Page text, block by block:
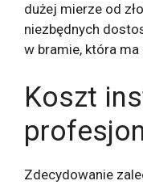
dużej mierze od
niezbędnych
w bramie, która
Koszt
Zdecydowanie